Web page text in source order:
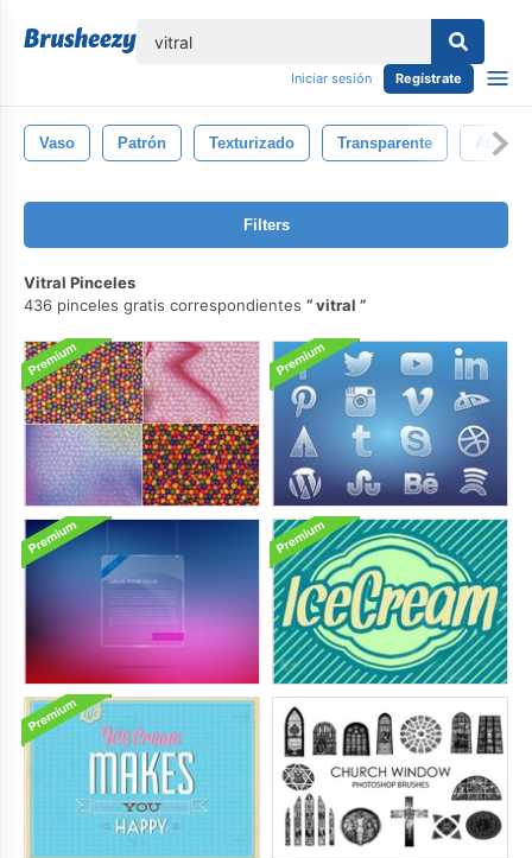
Iniciar sesión Regístrate
Vaso Patrón Texturizado Transparente
Filters
Vitral Pinceles
436 pinceles gratis correspondientes
vitral